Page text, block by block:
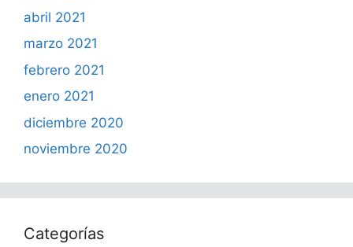
abril 2021
marzo 2021
febrero 2021
enero 2021
diciembre 2020
noviembre 2020
Categorías